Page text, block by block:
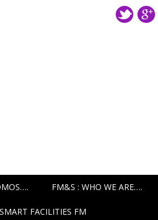
FM&S : WHO WE ARE….
SMART FACILITIES FM